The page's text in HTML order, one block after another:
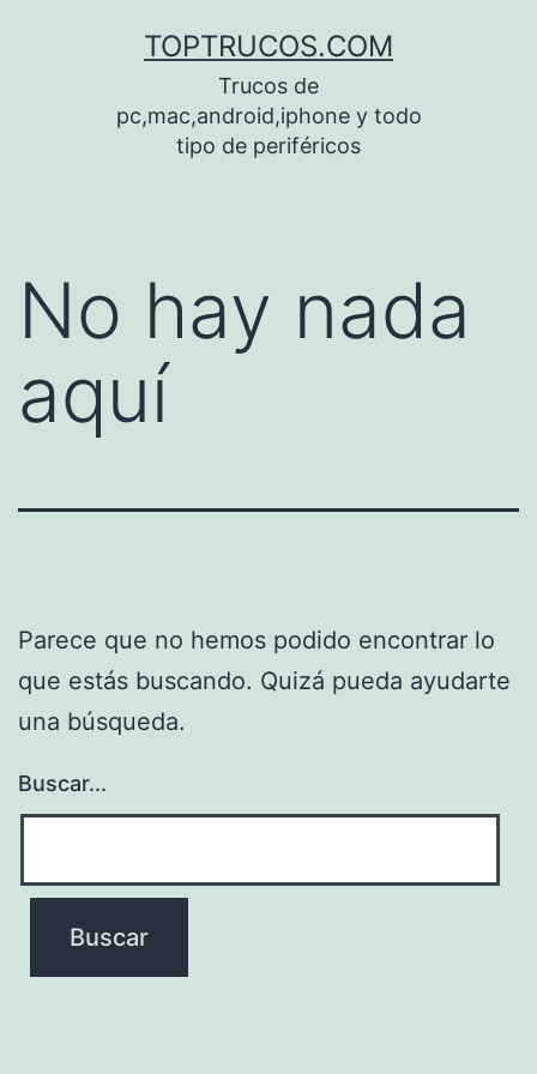
TOPTRUCOS.COM
Trucos de
pc,mac,android,iphone y todo
tipo de periféricos
No hay nada
aquí
Parece que no hemos podido encontrar lo
que estás buscando. Quizá pueda ayudarte
una búsqueda.
Buscar...